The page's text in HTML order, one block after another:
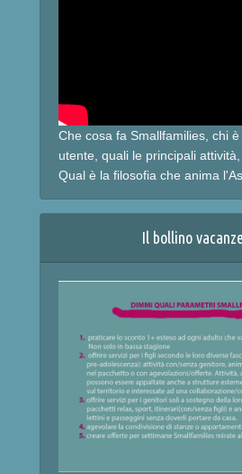
Che cosa fa Smallfamilies, chi
utente, quali le principali attività,
Qual è la filosofia che anima
Il bollino